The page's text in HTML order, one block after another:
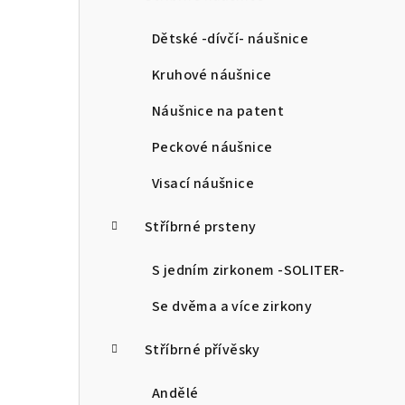
Dětské -dívčí- náušnice
Kruhové náušnice
Náušnice na patent
Peckové náušnice
Visací náušnice
Stříbrné prsteny
S jedním zirkonem -SOLITER-
Se dvěma a více zirkony
Stříbrné přívěsky
Andělé